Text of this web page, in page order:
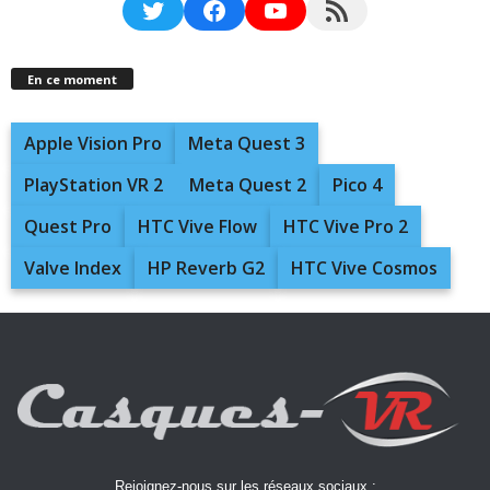
TwitterFacebookYouTubeRSS Feed
En ce moment
Apple Vision Pro
Meta Quest 3
PlayStation VR 2
Meta Quest 2
Pico 4
Quest Pro
HTC Vive Flow
HTC Vive Pro 2
Valve Index
HP Reverb G2 HTC Vive Cosmos
Rejoignez-nous sur les réseaux sociaux :